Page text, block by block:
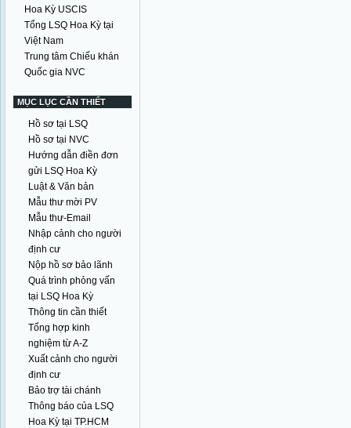
Hoa Kỳ USCIS
Tổng LSQ Hoa Kỳ tại
Việt Nam
Trung tâm Chiếu khán
Quốc gia NVC
MỤC LỤC CẦN THIẾT
Hồ sơ tại LSQ
Hồ sơ tại NVC
Hướng dẫn điền đơn
gửi LSQ Hoa Kỳ
Luật & Văn bản
Mẫu thư mời PV
Mẫu thư-Email
Nhập cảnh cho người
định cư
Nộp hồ sơ bảo lãnh
Quá trình phỏng vấn
tại LSQ Hoa Kỳ
Thông tin cần thiết
Tổng hợp kinh
nghiệm từ A-Z
Xuất cảnh cho người
định cư
Bảo trợ tài chánh
Thông báo của LSQ
Hoa Kỳ tại TP.HCM